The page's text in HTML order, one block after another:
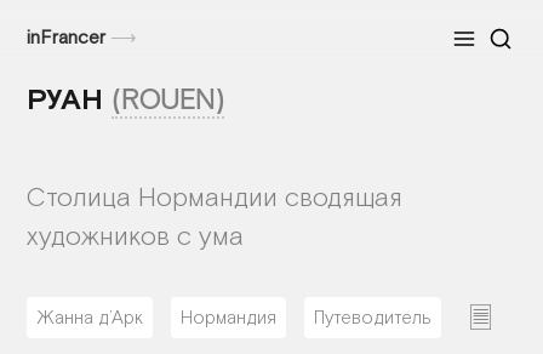
inFrancer⟶ Меню
РУАН (ROUEN)
Cтолица Нормандии сводящая
художников с ума
Жанна д’Арк Нормандия Путеводитель